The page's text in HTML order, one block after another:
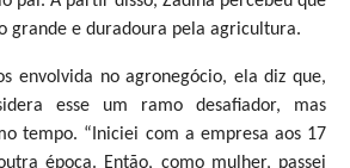
grande e duradoura pela agricultura.
envolvida no agronegócio, ela diz que,
esse um ramo desafiador, mas
tempo. “Iniciei com a empresa aos 17
época. Então, como mulher, passei